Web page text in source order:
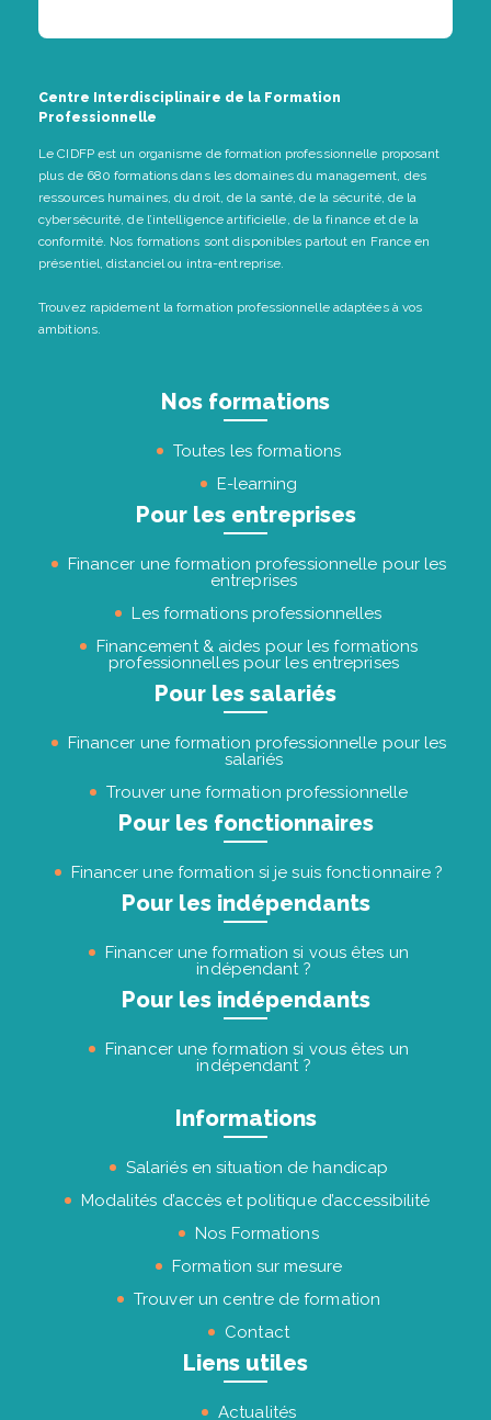
Centre Interdisciplinaire de la Formation
Professionnelle
Le CIDFP est un organisme de formation professionnelle proposant
plus de 680 formations dans les domaines du management, des
ressources humaines, du droit, de la santé, de la sécurité, de la
cybersécurité, de l’intelligence artificielle, de la finance et de la
conformité. Nos formations sont disponibles partout en France en
présentiel, distanciel ou intra-entreprise.
Trouvez rapidement la formation professionnelle adaptées à vos
ambitions.
Nos formations
Toutes les formations
E-learning
Pour les entreprises
Financer une formation professionnelle pour les
entreprises
Les formations professionnelles
Financement & aides pour les formations
professionnelles pour les entreprises
Pour les salariés
Financer une formation professionnelle pour les
salariés
Trouver une formation professionnelle
Pour les fonctionnaires
Financer une formation si je suis fonctionnaire ?
Pour les indépendants
Financer une formation si vous êtes un
indépendant ?
Pour les indépendants
Financer une formation si vous êtes un
indépendant ?
Informations
Salariés en situation de handicap
Modalités d’accès et politique d’accessibilité
Nos Formations
Formation sur mesure
Trouver un centre de formation
Contact
Liens utiles
Actualités